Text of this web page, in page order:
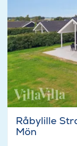
Råbylille
Mön